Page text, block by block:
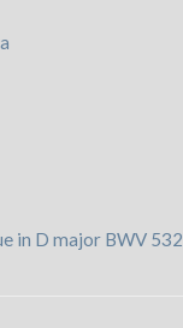
in D major BWV 532